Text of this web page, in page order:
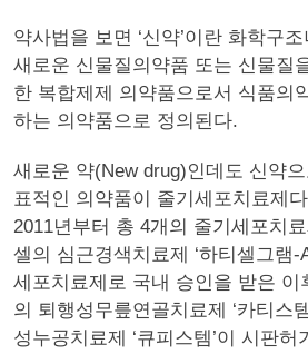
약사법을 보면 ‘신약’이란 화학구
새로운 신물질의약품 또는 신물질
한 복합제제 의약품으로서 식품의
하는 의약품으로 정의된다.
새로운 약(New drug)인데도 신약
표적인 의약품이 줄기세포치료제
2011년부터 총 4개의 줄기세포치
셀의 심근경색치료제 ‘하티셀그램-
세포치료제로 국내 승인을 받은 이
의 퇴행성무릎연골치료제 ‘카티스
성누공치료제 ‘큐피스템’이 시판